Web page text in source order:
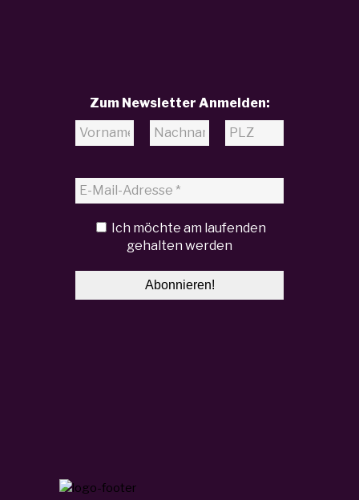
Zum Newsletter Anmelden:
Ich möchte am laufenden
gehalten werden